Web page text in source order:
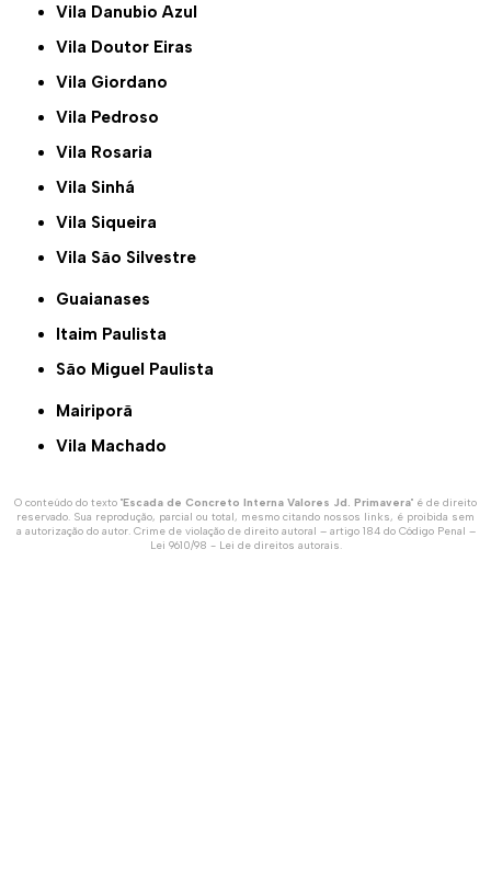
Vila Danubio Azul
Vila Doutor Eiras
Vila Giordano
Vila Pedroso
Vila Rosaria
Vila Sinhá
Vila Siqueira
Vila São Silvestre
Guaianases
Itaim Paulista
São Miguel Paulista
Mairiporã
Vila Machado
O conteúdo do texto "Escada de Concreto Interna Valores Jd. Primavera" é de direito
reservado. Sua reprodução, parcial ou total, mesmo citando nossos links, é proibida sem
a autorização do autor. Crime de violação de direito autoral – artigo 184 do Código Penal –
Lei 9610/98 - Lei de direitos autorais.